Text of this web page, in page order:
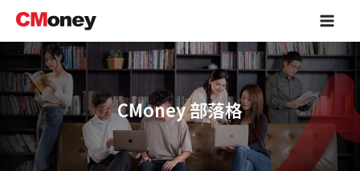
主
容
Main
CMoney 部落格